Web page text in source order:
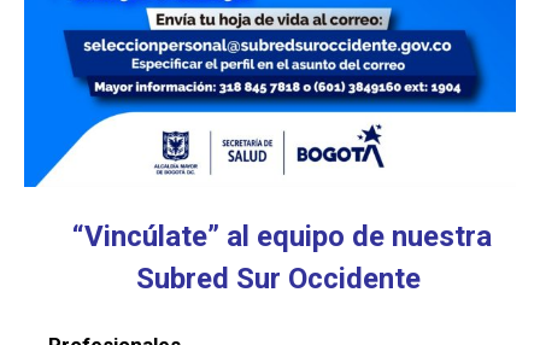
“Vincúlate” al equipo de nuestra
Subred Sur Occidente